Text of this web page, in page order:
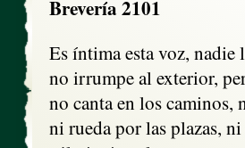
Brevería 2101
Es íntima esta voz, nadie
no irrumpe al exterior,
no canta en los caminos,
ni rueda por las plazas, ni